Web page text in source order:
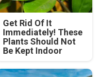
Get Rid Of It
Immediately! These
Plants Should Not
Be Kept Indoor